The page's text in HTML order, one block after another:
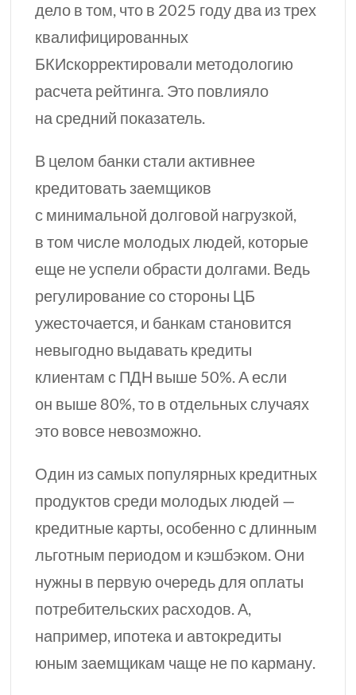
дело в том, что в 2025 году два из трех
квалифицированных
БКИскорректировали методологию
расчета рейтинга. Это повлияло
на средний показатель.
В целом банки стали активнее
кредитовать заемщиков
с минимальной долговой нагрузкой,
в том числе молодых людей, которые
еще не успели обрасти долгами. Ведь
регулирование со стороны ЦБ
ужесточается, и банкам становится
невыгодно выдавать кредиты
клиентам с ПДН выше 50%. А если
он выше 80%, то в отдельных случаях
это вовсе невозможно.
Один из самых популярных кредитных
продуктов среди молодых людей —
кредитные карты, особенно с длинным
льготным периодом и кэшбэком. Они
нужны в первую очередь для оплаты
потребительских расходов. А,
например, ипотека и автокредиты
юным заемщикам чаще не по карману.